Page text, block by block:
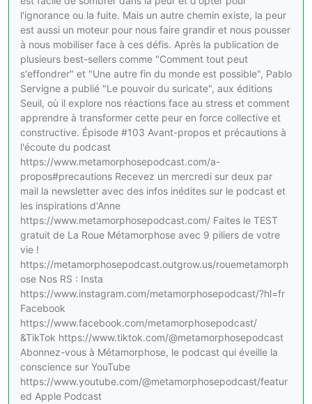
l'ignorance ou la fuite. Mais un autre chemin existe, la peur
est aussi un moteur pour nous faire grandir et nous pousser
à nous mobiliser face à ces défis. Après la publication de
plusieurs best-sellers comme "Comment tout peut
s'effondrer" et "Une autre fin du monde est possible", Pablo
Servigne a publié "Le pouvoir du suricate", aux éditions
Seuil, où il explore nos réactions face au stress et comment
apprendre à transformer cette peur en force collective et
constructive. Épisode #103 Avant-propos et précautions à
l'écoute du podcast
https://www.metamorphosepodcast.com/a-
propos#precautions Recevez un mercredi sur deux par
mail la newsletter avec des infos inédites sur le podcast et
les inspirations d'Anne
https://www.metamorphosepodcast.com/ Faites le TEST
gratuit de La Roue Métamorphose avec 9 piliers de votre
vie !
https://metamorphosepodcast.outgrow.us/rouemetamorph
ose Nos RS : Insta
https://www.instagram.com/metamorphosepodcast/?hl=fr
Facebook
https://www.facebook.com/metamorphosepodcast/
&TikTok https://www.tiktok.com/@metamorphosepodcast
Abonnez-vous à Métamorphose, le podcast qui éveille la
conscience sur YouTube
https://www.youtube.com/@metamorphosepodcast/featur
ed Apple Podcast